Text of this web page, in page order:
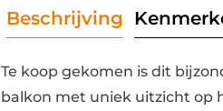
Beschrijving
Te koop gekomen is dit
balkon met uniek uitzicht op